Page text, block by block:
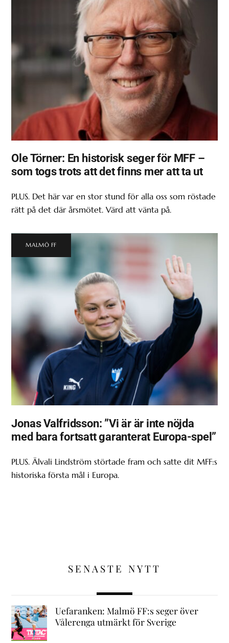
Ole Törner: En historisk seger för MFF –
som togs trots att det finns mer att ta ut
PLUS. Det här var en stor stund för alla oss som röstade
rätt på det där årsmötet. Värd att vänta på.
MALMÖ FF
Jonas Valfridsson: ”Vi är är inte nöjda
med bara fortsatt garanterat Europa-spel”
PLUS. Älvali Lindström störtade fram och satte dit MFF:s
historiska första mål i Europa.
SENASTE NYTT
Uefaranken: Malmö FF:s seger över
Vålerenga utmärkt för Sverige